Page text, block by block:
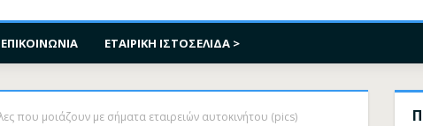
ΕΠΙΚΟΙΝΩΝΙΑ ΕΤΑΙΡΙΚΗ ΙΣΤΟΣΕΛΙΔΑ >
που μοιάζουν με σήματα εταιρειών αυτοκινήτου (pics)